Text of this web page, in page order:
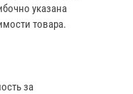
указана
товара.
за